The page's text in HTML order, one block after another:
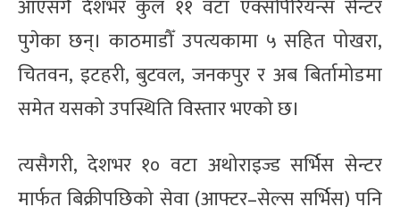
आएसँगै देशभर कुल ११ वटा एक्सपिरियन्स सेन्टर
पुगेका छन्। काठमाडौँ उपत्यकामा ५ सहित पोखरा,
चितवन, इटहरी, बुटवल, जनकपुर र अब बिर्तामोडमा
समेत यसको उपस्थिति विस्तार भएको छ।
त्यसैगरी, देशभर १० वटा अथोराइज्ड सर्भिस सेन्टर
मार्फत बिक्रीपछिको सेवा (आफ्टर–सेल्स सर्भिस) पनि